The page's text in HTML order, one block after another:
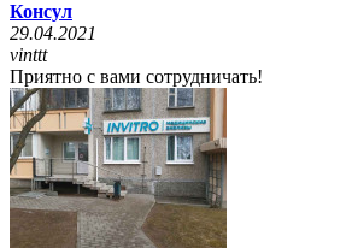
Консул
29.04.2021
vinttt
Приятно с вами сотрудничать!